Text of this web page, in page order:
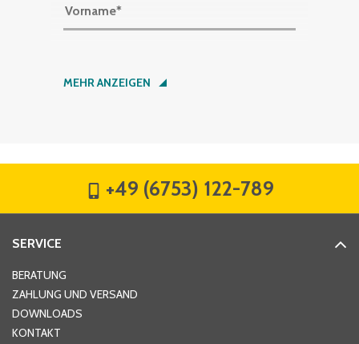
Vorname*
Nachname*
Hausnummer
MEHR ANZEIGEN
+49 (6753) 122-789
SERVICE
BERATUNG
ZAHLUNG UND VERSAND
DOWNLOADS
KONTAKT